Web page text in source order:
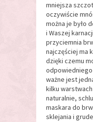
mniejsza
oczywiście
można je było
i Waszej
przyciemnia
najczęściej ma
dzięki czemu
ważne jest
kilku
naturalnie,
maskara do
sklejania i